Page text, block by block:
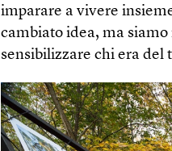
imparare a vivere
cambiato idea, ma
sensibilizzare chi era del